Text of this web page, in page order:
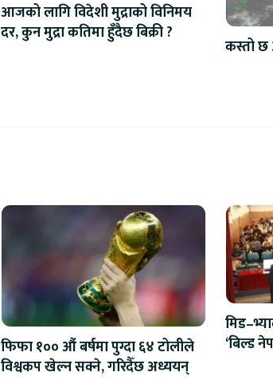
आजको लागि विदेशी मुद्राको विनिमय
दर, कुन मुद्रा कतिमा हुँदैछ बिक्री ?
कस्तो छ
फिफा १०० औं बर्षमा पुग्दा ६४ टोलीले
विश्वकप खेल्न सक्ने, गरिदैँछ अध्ययन्
‘बिल्ड